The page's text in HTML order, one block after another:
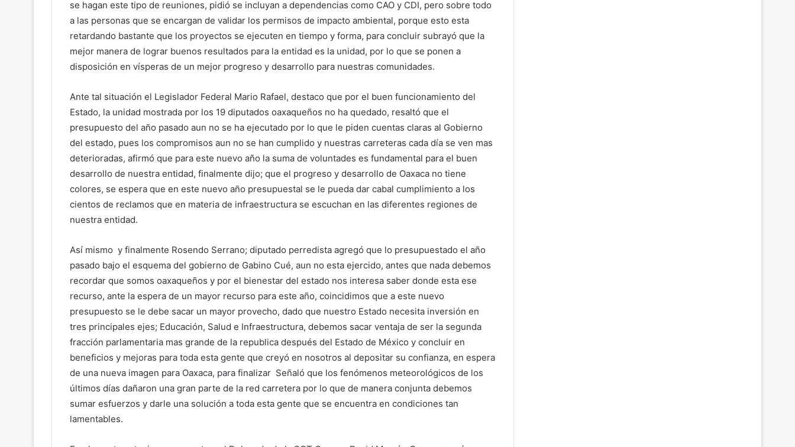
se hagan este tipo de reuniones, pidió se incluyan a dependencias como CAO y CDI, pero sobre todo
a las personas que se encargan de validar los permisos de impacto ambiental, porque esto esta
retardando bastante que los proyectos se ejecuten en tiempo y forma, para concluir subrayó que la
mejor manera de lograr buenos resultados para la entidad es la unidad, por lo que se ponen a
disposición en vísperas de un mejor progreso y desarrollo para nuestras comunidades.
Ante tal situación el Legislador Federal Mario Rafael, destaco que por el buen funcionamiento del
Estado, la unidad mostrada por los 19 diputados oaxaqueños no ha quedado, resaltó que el
presupuesto del año pasado aun no se ha ejecutado por lo que le piden cuentas claras al Gobierno
del estado, pues los compromisos aun no se han cumplido y nuestras carreteras cada día se ven mas
deterioradas, afirmó que para este nuevo año la suma de voluntades es fundamental para el buen
desarrollo de nuestra entidad, finalmente dijo; que el progreso y desarrollo de Oaxaca no tiene
colores, se espera que en este nuevo año presupuestal se le pueda dar cabal cumplimiento a los
cientos de reclamos que en materia de infraestructura se escuchan en las diferentes regiones de
nuestra entidad.
Así mismo y finalmente Rosendo Serrano; diputado perredista agregó que lo presupuestado el año
pasado bajo el esquema del gobierno de Gabino Cué, aun no esta ejercido, antes que nada debemos
recordar que somos oaxaqueños y por el bienestar del estado nos interesa saber donde esta ese
recurso, ante la espera de un mayor recurso para este año, coincidimos que a este nuevo
presupuesto se le debe sacar un mayor provecho, dado que nuestro Estado necesita inversión en
tres principales ejes; Educación, Salud e Infraestructura, debemos sacar ventaja de ser la segunda
fracción parlamentaria mas grande de la republica después del Estado de México y concluir en
beneficios y mejoras para toda esta gente que creyó en nosotros al depositar su confianza, en espera
de una nueva imagen para Oaxaca, para finalizar Señaló que los fenómenos meteorológicos de los
últimos días dañaron una gran parte de la red carretera por lo que de manera conjunta debemos
sumar esfuerzos y darle una solución a toda esta gente que se encuentra en condiciones tan
lamentables.